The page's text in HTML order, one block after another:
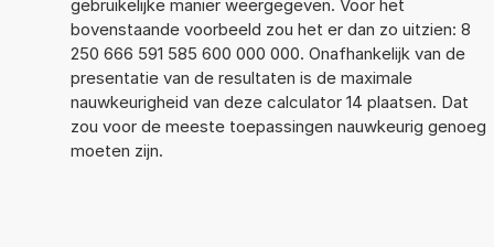
gebruikelijke manier weergegeven. Voor het
bovenstaande voorbeeld zou het er dan zo uitzien: 8
250 666 591 585 600 000 000. Onafhankelijk van de
presentatie van de resultaten is de maximale
nauwkeurigheid van deze calculator 14 plaatsen. Dat
zou voor de meeste toepassingen nauwkeurig genoeg
moeten zijn.